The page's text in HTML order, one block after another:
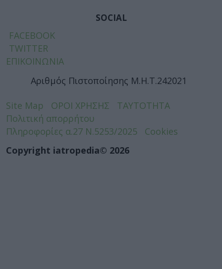
SOCIAL
FACEBOOK
TWITTER
ΕΠΙΚΟΙΝΩΝΙΑ
Αριθμός Πιστοποίησης Μ.Η.Τ.242021
Site Map ΟΡΟΙ ΧΡΗΣΗΣ
ΤΑΥΤΟΤΗΤΑ
Πολιτική απορρήτου
Πληροφορίες α.27 Ν.5253/2025
Cookies
Copyright iatropedia© 2026